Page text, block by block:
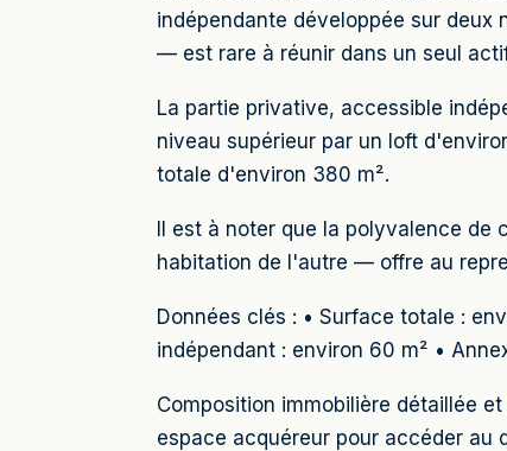
indépendante développée sur
— est rare à réunir dans un seul
La partie privative, accessible
niveau supérieur par un loft
totale d'environ 380 m².
Il est à noter que la polyvalence
habitation de l'autre — offre au
Données clés : • Surface totale :
indépendant : environ 60 m² •
Composition immobilière détaillée
espace acquéreur pour accéder au